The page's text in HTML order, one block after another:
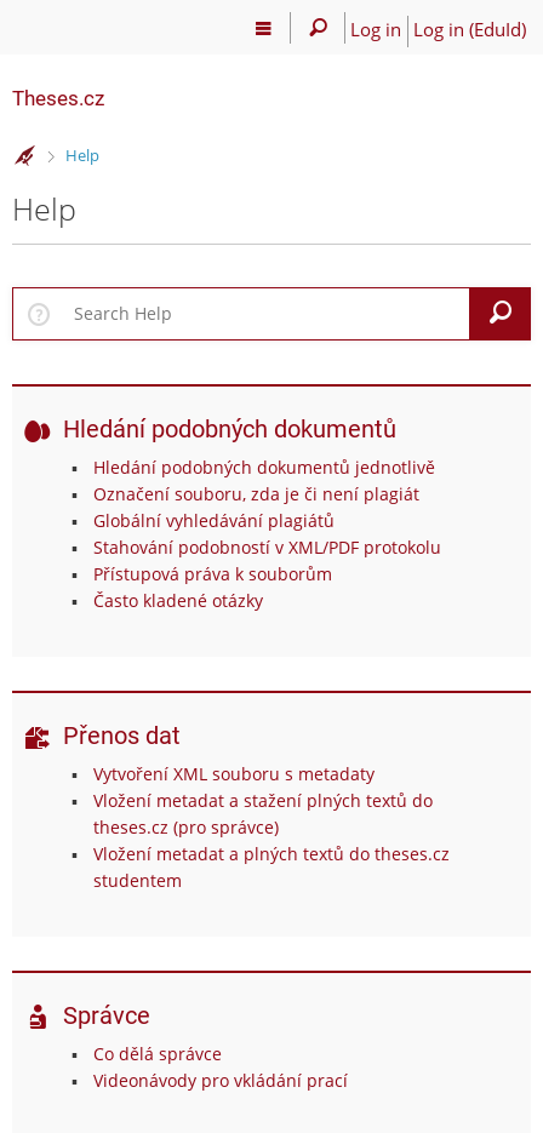
Log in Log in (EduId)
Theses.cz
>Help
Help
Hledání podobných dokumentů
Hledání podobných dokumentů jednotlivě
Označení souboru, zda je či není plagiát
Globální vyhledávání plagiátů
Stahování podobností v XML/PDF protokolu
Přístupová práva k souborům
Často kladené otázky
Přenos dat
Vytvoření XML souboru s metadaty
Vložení metadat a stažení plných textů do
theses.cz (pro správce)
Vložení metadat a plných textů do theses.cz
studentem
Správce
Co dělá správce
Videonávody pro vkládání prací